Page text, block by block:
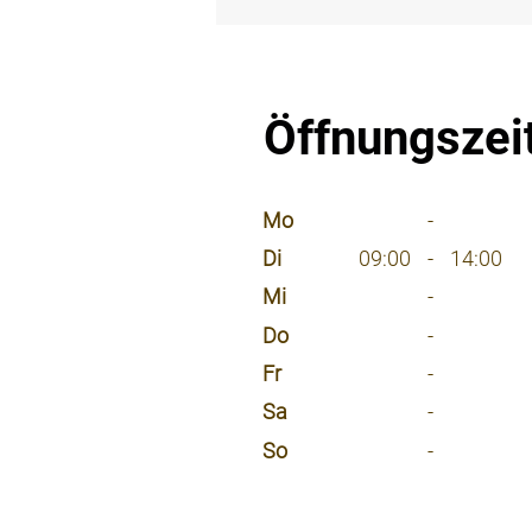
Mo
-
Di
09:00 - 14:00
Mi
-
Do
-
Fr
-
Sa
-
So
-